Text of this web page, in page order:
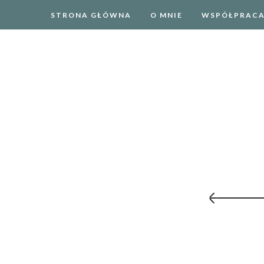
STRONA GŁÓWNA O MNIE